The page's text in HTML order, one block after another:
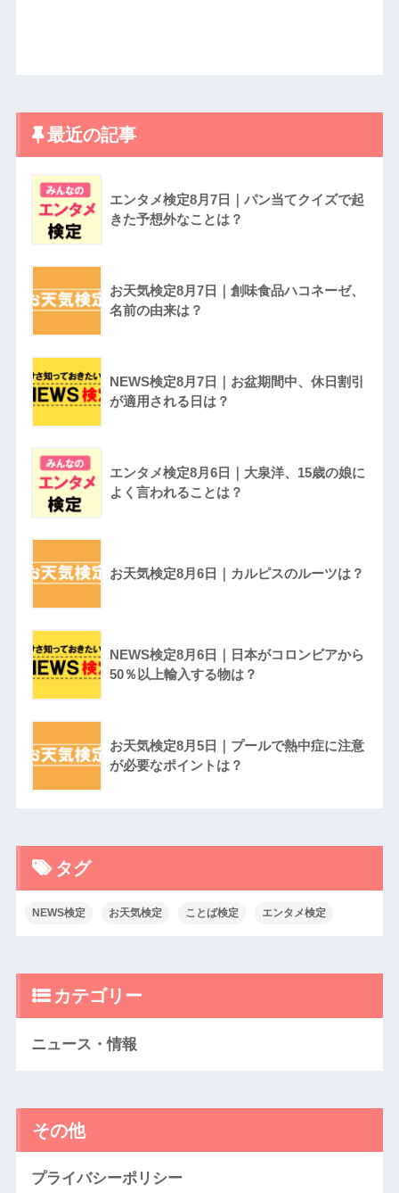
最近の記事
エンタメ検定8月7日｜パン当てクイズで起
きた予想外なことは？
お天気検定8月7日｜創味食品ハコネーゼ、
名前の由来は？
NEWS検定8月7日｜お盆期間中、休日割引
が適用される日は？
エンタメ検定8月6日｜大泉洋、15歳の娘に
よく言われることは？
お天気検定8月6日｜カルピスのルーツは？
NEWS検定8月6日｜日本がコロンビアから
50％以上輸入する物は？
お天気検定8月5日｜プールで熱中症に注意
が必要なポイントは？
タグ
NEWS検定 お天気検定 ことば検定 エンタメ検定
カテゴリー
ニュース・情報
その他
プライバシーポリシー